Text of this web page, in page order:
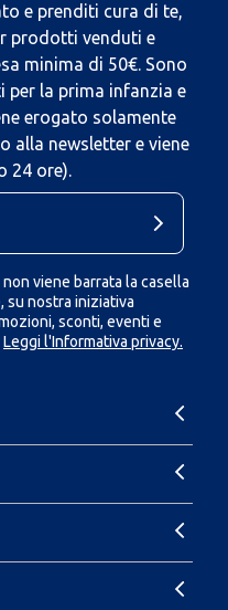
e prenditi cura di te,
prodotti venduti e
minima di 50€. Sono
per la prima infanzia e
erogato solamente
alla newsletter e viene
24 ore).
viene barrata la casella
su nostra iniziativa
sconti, eventi e
Leggi l'Informativa privacy.